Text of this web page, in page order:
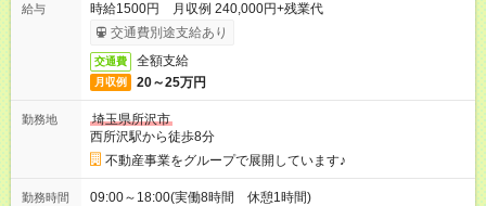
給与
時給1500円 月収例 240,000円+残業代
交通費別途支給あり
交通費 全額支給
月収例 20～25万円
勤務地
埼玉県所沢市
西所沢駅から徒歩8分
不動産事業をグループで展開しています♪
勤務時間 09:00～18:00(実働8時間 休憩1時間)